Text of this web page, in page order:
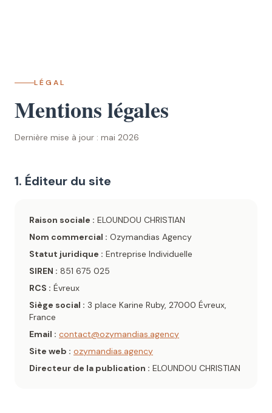
LÉGAL
Mentions légales
Dernière mise à jour : mai 2026
1. Éditeur du site
Raison sociale : ELOUNDOU CHRISTIAN
Nom commercial : Ozymandias Agency
Statut juridique : Entreprise Individuelle
SIREN : 851 675 025
RCS : Évreux
Siège social : 3 place Karine Ruby, 27000 Évreux,
France
Email : contact@ozymandias.agency
Site web : ozymandias.agency
Directeur de la publication : ELOUNDOU CHRISTIAN